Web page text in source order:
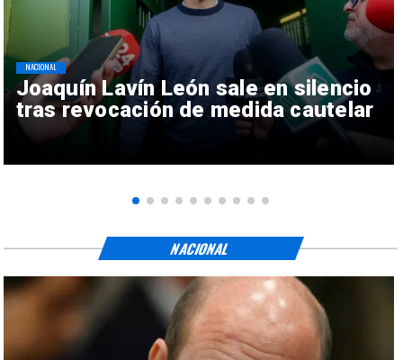
Joaquín Lavín León sale en silencio
tras revocación de medida cautelar
NACIONAL
NACIONAL